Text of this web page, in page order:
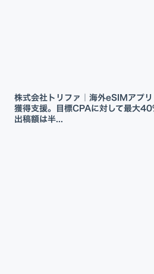
株式会社トリファ｜海外eSIMアプ
獲得支援。目標CPAに対して最大
出稿額は半...